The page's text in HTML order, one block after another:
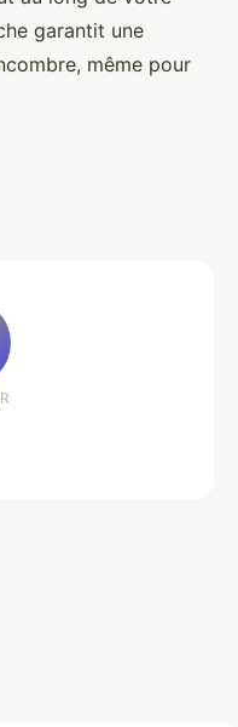
garantit une
même pour